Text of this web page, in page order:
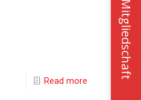
Read more
Mitgliedschaft